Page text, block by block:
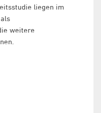
liegen im
weitere